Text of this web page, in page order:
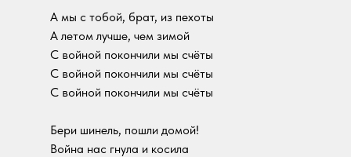
А мы с тобой, брат, из пехоты
А летом лучше, чем зимой
С войной покончили мы счёты
С войной покончили мы счёты
С войной покончили мы счёты
Бери шинель, пошли домой!
Война нас гнула и косила